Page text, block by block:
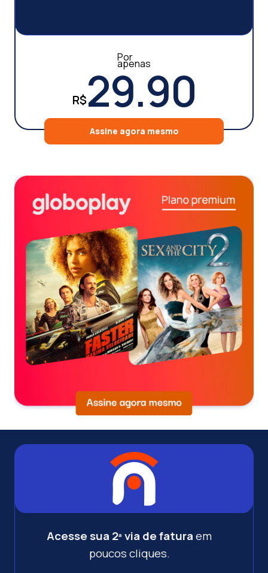
Por
apenas
R$29.90
Assine agora mesmo
Acesse sua 2ª via de faturaem
poucos cliques.